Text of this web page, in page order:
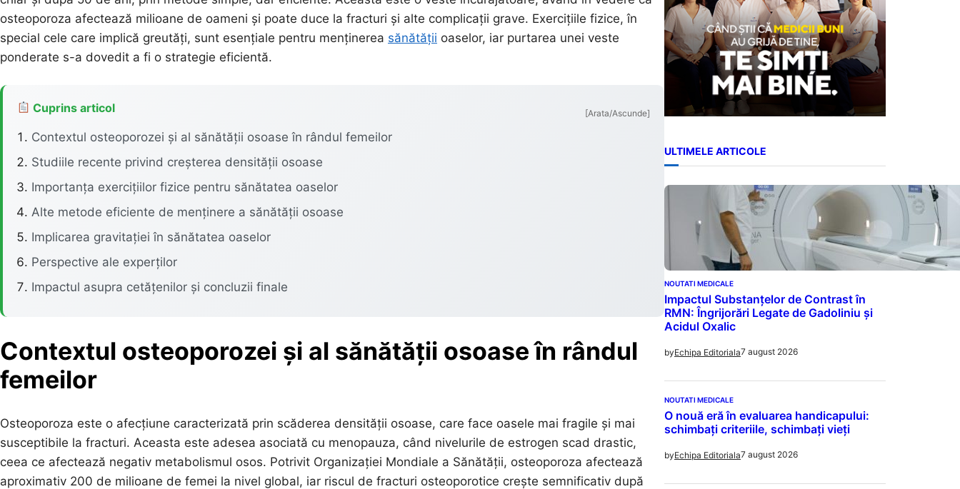
osteoporoza afectează milioane de oameni și poate duce la fracturi și alte complicații grave. Exercițiile fizice, în
special cele care implică greutăți, sunt esențiale pentru menținerea sănătății oaselor, iar purtarea unei veste
ponderate s-a dovedit a fi o strategie eficientă.
Cuprins articol [Arata/Ascunde]
Contextul osteoporozei și al sănătății osoase în rândul femeilor
Studiile recente privind creșterea densității osoase
Importanța exercițiilor fizice pentru sănătatea oaselor
Alte metode eficiente de menținere a sănătății osoase
Implicarea gravitației în sănătatea oaselor
Perspective ale experților
Impactul asupra cetățenilor și concluzii finale
Contextul osteoporozei și al sănătății osoase în rândul
femeilor
Osteoporoza este o afecțiune caracterizată prin scăderea densității osoase, care face oasele mai fragile și mai
susceptibile la fracturi. Aceasta este adesea asociată cu menopauza, când nivelurile de estrogen scad drastic,
ceea ce afectează negativ metabolismul osos. Potrivit Organizației Mondiale a Sănătății, osteoporoza afectează
aproximativ 200 de milioane de femei la nivel global, iar riscul de fracturi osteoporotice crește semnificativ după
ULTIMELE ARTICOLE
NOUTATI MEDICALE
Impactul Substanțelor de Contrast în
RMN: Îngrijorări Legate de Gadoliniu și
Acidul Oxalic
byEchipa Editoriala7 august 2026
NOUTATI MEDICALE
O nouă eră în evaluarea handicapului:
schimbați criteriile, schimbați vieți
byEchipa Editoriala7 august 2026